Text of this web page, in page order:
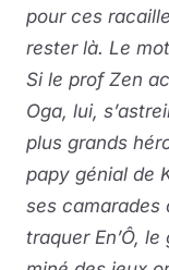
pour ces
rester là. Le
Si le prof Zen
Oga, lui,
plus grands
papy génial de
ses camarades
traquer En’Ô,